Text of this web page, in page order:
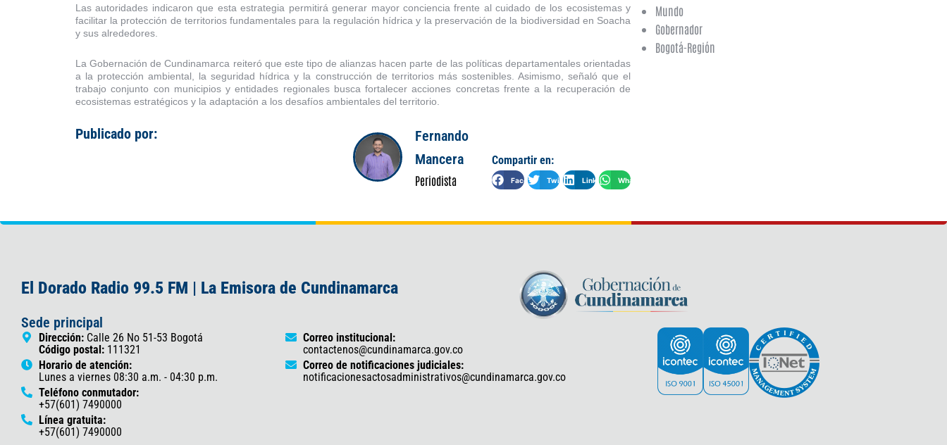
Las autoridades indicaron que esta estrategia permitirá generar mayor conciencia frente al cuidado de los ecosistemas y
facilitar la protección de territorios fundamentales para la regulación hídrica y la preservación de la biodiversidad en Soacha
y sus alrededores.
La Gobernación de Cundinamarca reiteró que este tipo de alianzas hacen parte de las políticas departamentales orientadas
a la protección ambiental, la seguridad hídrica y la construcción de territorios más sostenibles. Asimismo, señaló que el
trabajo conjunto con municipios y entidades regionales busca fortalecer acciones concretas frente a la recuperación de
ecosistemas estratégicos y la adaptación a los desafíos ambientales del territorio.
Publicado por:
Fernando
Mancera
Periodista
Compartir en:
Facebook Twitter LinkedIn WhatsApp
Mundo
Gobernador
Bogotá-Región
El Dorado Radio 99.5 FM | La Emisora de Cundinamarca
Sede principal
Dirección: Calle 26 No 51-53 Bogotá
Código postal: 111321
Horario de atención:
Lunes a viernes 08:30 a.m. - 04:30 p.m.
Teléfono conmutador:
+57(601) 7490000
Línea gratuita:
+57(601) 7490000
Correo institucional:
contactenos@cundinamarca.gov.co
Correo de notificaciones judiciales:
notificacionesactosadministrativos@cundinamarca.gov.co